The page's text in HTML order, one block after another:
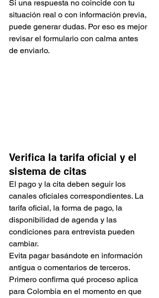
Si una respuesta no coincide con tu
situación real o con información previa,
puede generar dudas. Por eso es mejor
revisar el formulario con calma antes
de enviarlo.
Verifica la tarifa oficial y el
sistema de citas
El pago y la cita deben seguir los
canales oficiales correspondientes. La
tarifa oficial, la forma de pago, la
disponibilidad de agenda y las
condiciones para entrevista pueden
cambiar.
Evita pagar basándote en información
antigua o comentarios de terceros.
Primero confirma qué proceso aplica
para Colombia en el momento en que